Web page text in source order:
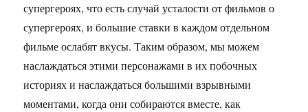
супергероях, что есть случай усталости от фильмов о
супергероях, и большие ставки в каждом отдельном
фильме ослабят вкусы. Таким образом, мы можем
наслаждаться этими персонажами в их побочных
историях и наслаждаться большими взрывными
моментами, когда они собираются вместе, как